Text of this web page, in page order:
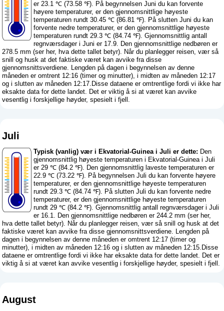
er 23.1 ℃ (73.58 ℉). På begynnelsen Juni du kan forvente
høyere temperaturer, er den gjennomsnittlige høyeste
temperaturen rundt 30.45 ℃ (86.81 ℉). På slutten Juni du kan
forvente nedre temperaturer, er den gjennomsnittlige høyeste
temperaturen rundt 29.3 ℃ (84.74 ℉). Gjennomsnittlig antall
regnværsdager i Juni er 17.9. Den gjennomsnittlige nedbøren er
278.5 mm (ser her, hva dette tallet betyr). Når du planlegger reisen, vær så
snill og husk at det faktiske været kan avvike fra disse
gjennomsnittsverdiene. Lengden på dagen i begynnelsen av denne
måneden er omtrent 12:16 (timer og minutter), i midten av måneden 12:17
og i slutten av måneden 12:17.Disse dataene er omtrentlige fordi vi ikke har
eksakte data for dette landet. Det er viktig å si at været kan avvike
vesentlig i forskjellige høyder, spesielt i fjell.
Juli
Typisk (vanlig) vær i Ekvatorial-Guinea i Juli er dette: Den
gjennomsnittlig høyeste temperaturen i Ekvatorial-Guinea i Juli
er 29 ℃ (84.2 ℉). Den gjennomsnittlig laveste temperaturen er
22.9 ℃ (73.22 ℉). På begynnelsen Juli du kan forvente høyere
temperaturer, er den gjennomsnittlige høyeste temperaturen
rundt 29.3 ℃ (84.74 ℉). På slutten Juli du kan forvente nedre
temperaturer, er den gjennomsnittlige høyeste temperaturen
rundt 29 ℃ (84.2 ℉). Gjennomsnittlig antall regnværsdager i Juli
er 16.1. Den gjennomsnittlige nedbøren er 244.2 mm (ser her,
hva dette tallet betyr). Når du planlegger reisen, vær så snill og husk at det
faktiske været kan avvike fra disse gjennomsnittsverdiene. Lengden på
dagen i begynnelsen av denne måneden er omtrent 12:17 (timer og
minutter), i midten av måneden 12:16 og i slutten av måneden 12:15.Disse
dataene er omtrentlige fordi vi ikke har eksakte data for dette landet. Det er
viktig å si at været kan avvike vesentlig i forskjellige høyder, spesielt i fjell.
August